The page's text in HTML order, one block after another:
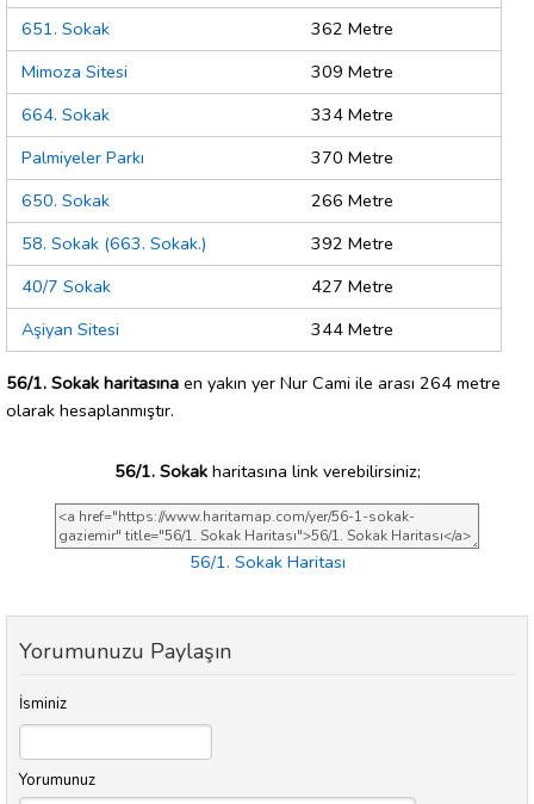
651. Sokak
362 Metre
Mimoza Sitesi
309 Metre
664. Sokak
334 Metre
Palmiyeler Parkı
370 Metre
650. Sokak
266 Metre
58. Sokak (663. Sokak.)
392 Metre
40/7 Sokak
427 Metre
Aşiyan Sitesi
344 Metre
56/1. Sokak haritasına en yakın yer Nur Cami ile arası 264 metre
olarak hesaplanmıştır.
56/1. Sokakharitasına link verebilirsiniz;
56/1. Sokak Haritası
Yorumunuzu Paylaşın
İsminiz
Yorumunuz